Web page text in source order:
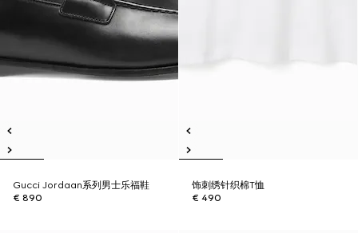
Gucci Jordaan系列男士乐福鞋
€ 890
饰刺绣针织棉T恤
€ 490